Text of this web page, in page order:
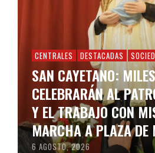
CENTRALES DESTACADAS
SAN CAYETANO:
CELEBRARÁN AL
Y EL TRABAJO CON
MARCHA A PLAZA DE
6 AGOSTO, 2026